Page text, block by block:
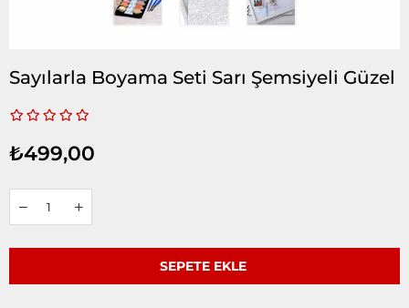
Sayılarla Boyama Seti Sarı Şemsiyeli Güzel
₺499,00